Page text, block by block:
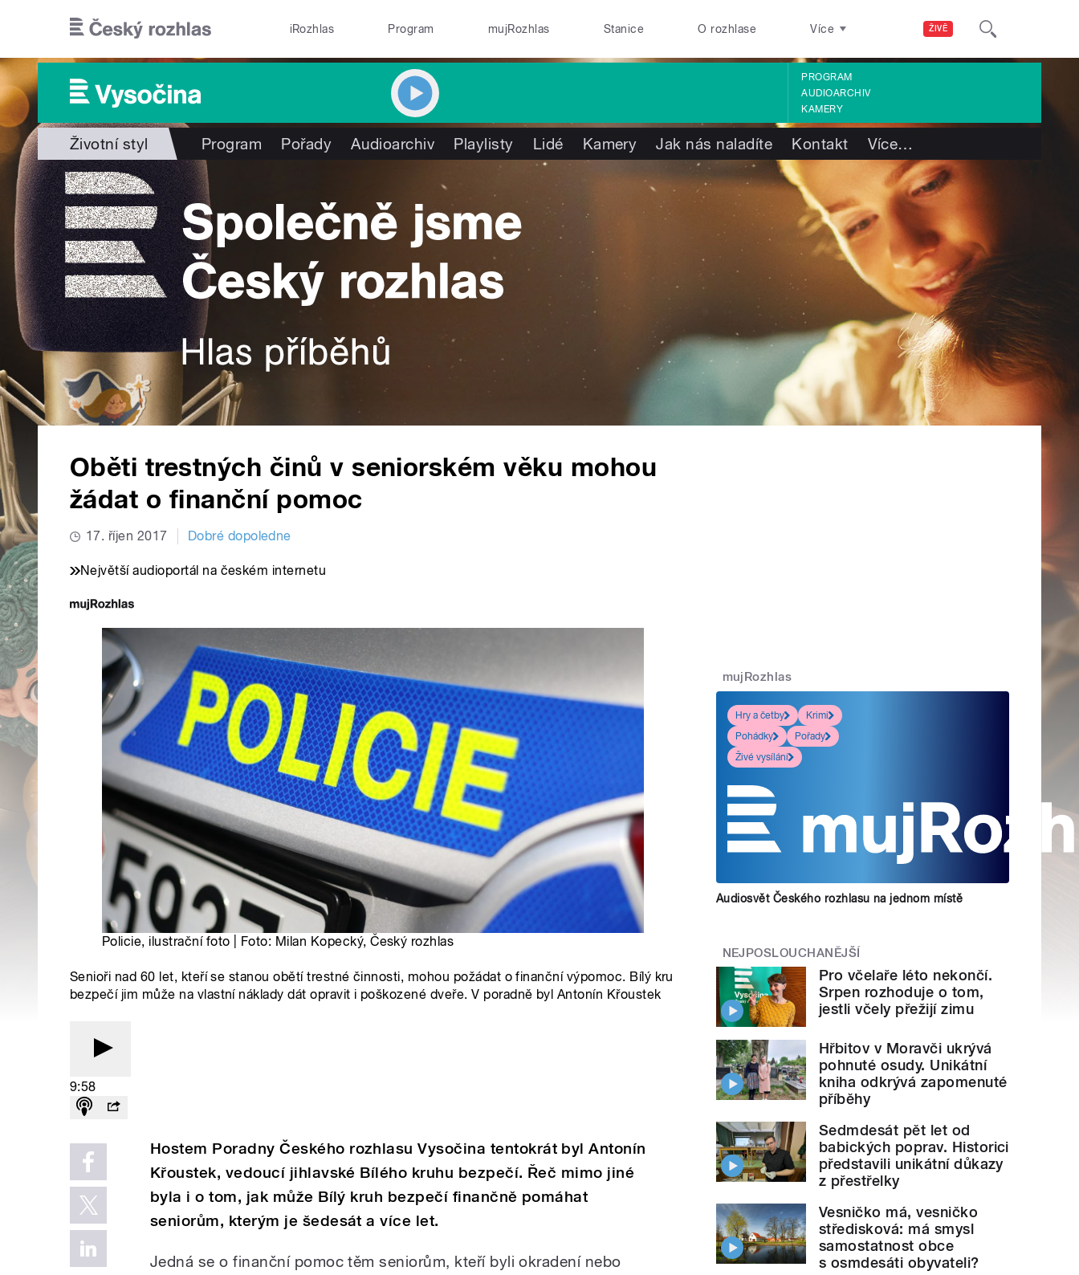
ŽIVĚ
iRozhlas Program mujRozhlas Stanice O rozhlase Více
PROGRAM
AUDIOARCHIV
KAMERY
Životní styl Program Pořady Audioarchiv Playlisty Lidé Kamery Jak nás naladíte Kontakt Více…
Oběti trestných činů v seniorském věku mohou
žádat o finanční pomoc
17. říjen 2017 Dobré dopoledne
Největší audioportál na českém internetu
Policie, ilustrační foto | Foto: Milan Kopecký, Český rozhlas
Senioři nad 60 let, kteří se stanou obětí trestné činnosti, mohou požádat o finanční výpomoc. Bílý kru
bezpečí jim může na vlastní náklady dát opravit i poškozené dveře. V poradně byl Antonín Křoustek
9:58
Hostem Poradny Českého rozhlasu Vysočina tentokrát byl Antonín
Křoustek, vedoucí jihlavské Bílého kruhu bezpečí. Řeč mimo jiné
byla i o tom, jak může Bílý kruh bezpečí finančně pomáhat
seniorům, kterým je šedesát a více let.
Jedná se o finanční pomoc těm seniorům, kteří byli okradení nebo
mujRozhlas
Hry a četby
Krimi
Pohádky
Pořady
Živé vysílání
Audiosvět Českého rozhlasu na jednom místě
NEJPOSLOUCHANĚJŠÍ
Pro včelaře léto nekončí.
Srpen rozhoduje o tom,
jestli včely přežijí zimu
Hřbitov v Moravči ukrývá
pohnuté osudy. Unikátní
kniha odkrývá zapomenuté
příběhy
Sedmdesát pět let od
babických poprav. Historici
představili unikátní důkazy
z přestřelky
Vesničko má, vesničko
středisková: má smysl
samostatnost obce
s osmdesáti obyvateli?